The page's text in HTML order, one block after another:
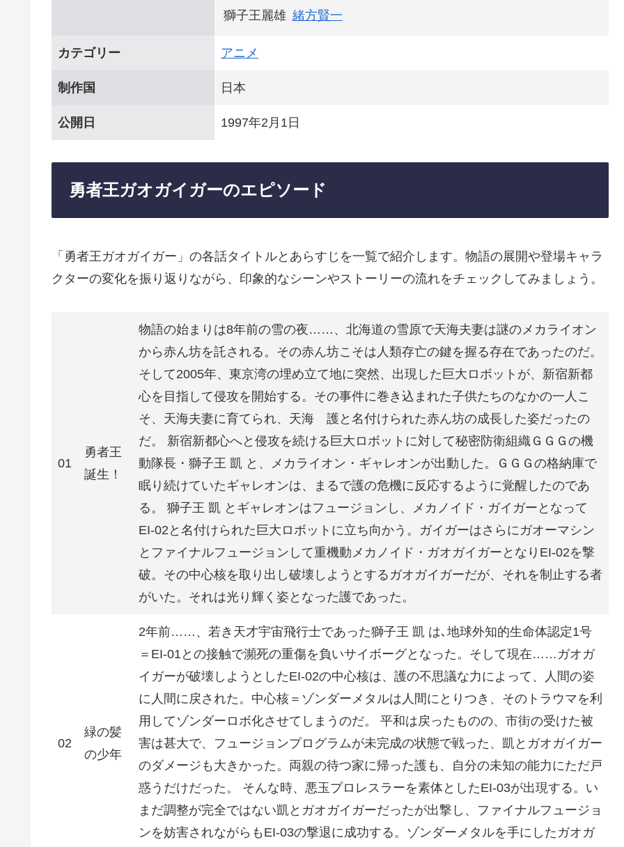
獅子王麗雄 緒方賢一
カテゴリー アニメ
制作国 日本
公開日 1997年2月1日
勇者王ガオガイガーのエピソード
「勇者王ガオガイガー」の各話タイトルとあらすじを一覧で紹介します。物語の展開や登場キャラ
クターの変化を振り返りながら、印象的なシーンやストーリーの流れをチェックしてみましょう。
01
勇者王
誕生！
物語の始まりは8年前の雪の夜……、北海道の雪原で天海夫妻は謎のメカライオン
から赤ん坊を託される。その赤ん坊こそは人類存亡の鍵を握る存在であったのだ。
そして2005年、東京湾の埋め立て地に突然、出現した巨大ロボットが、新宿新都
心を目指して侵攻を開始する。その事件に巻き込まれた子供たちのなかの一人こ
そ、天海夫妻に育てられ、天海 護と名付けられた赤ん坊の成長した姿だったの
だ。 新宿新都心へと侵攻を続ける巨大ロボットに対して秘密防衛組織ＧＧＧの機
動隊長・獅子王 凱 と、メカライオン・ギャレオンが出動した。ＧＧＧの格納庫で
眠り続けていたギャレオンは、まるで護の危機に反応するように覚醒したのであ
る。 獅子王 凱 とギャレオンはフュージョンし、メカノイド・ガイガーとなって
EI-02と名付けられた巨大ロボットに立ち向かう。ガイガーはさらにガオーマシン
とファイナルフュージョンして重機動メカノイド・ガオガイガーとなりEI-02を撃
破。その中心核を取り出し破壊しようとするガオガイガーだが、それを制止する者
がいた。それは光り輝く姿となった護であった。
02
緑の髪
の少年
2年前……、若き天才宇宙飛行士であった獅子王 凱 は､地球外知的生命体認定1号
＝EI-01との接触で瀕死の重傷を負いサイボーグとなった。そして現在……ガオガ
イガーが破壊しようとしたEI-02の中心核は、護の不思議な力によって、人間の姿
に人間に戻された。中心核＝ゾンダーメタルは人間にとりつき、そのトラウマを利
用してゾンダーロボ化させてしまうのだ。 平和は戻ったものの、市街の受けた被
害は甚大で、フュージョンプログラムが未完成の状態で戦った、凱とガオガイガー
のダメージも大きかった。両親の待つ家に帰った護も、自分の未知の能力にただ戸
惑うだけだった。 そんな時、悪玉プロレスラーを素体としたEI-03が出現する。い
まだ調整が完全ではない凱とガオガイガーだったが出撃し、ファイナルフュージョ
ンを妨害されながらもEI-03の撃退に成功する。ゾンダーメタルを手にしたガオガ